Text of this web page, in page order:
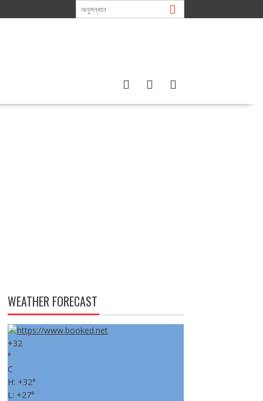
WEATHER FORECAST
+32
°
C
H: +32°
L: +27°